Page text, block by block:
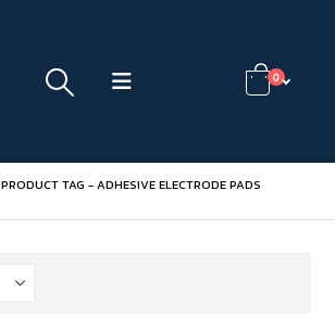
0
PRODUCT TAG -ADHESIVE ELECTRODE PADS